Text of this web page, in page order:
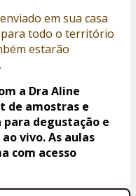
em sua casa
para todo o território
estarão
a Dra Aline
de amostras e
para degustação e
vivo. As aulas
com acesso